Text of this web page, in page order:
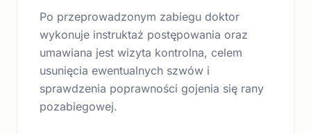
Po przeprowadzonym zabiegu doktor
wykonuje instruktaż postępowania oraz
umawiana jest wizyta kontrolna, celem
usunięcia ewentualnych szwów i
sprawdzenia poprawności gojenia się rany
pozabiegowej.